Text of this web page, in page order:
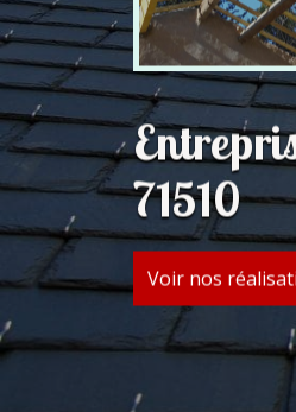
71510
Voir nos